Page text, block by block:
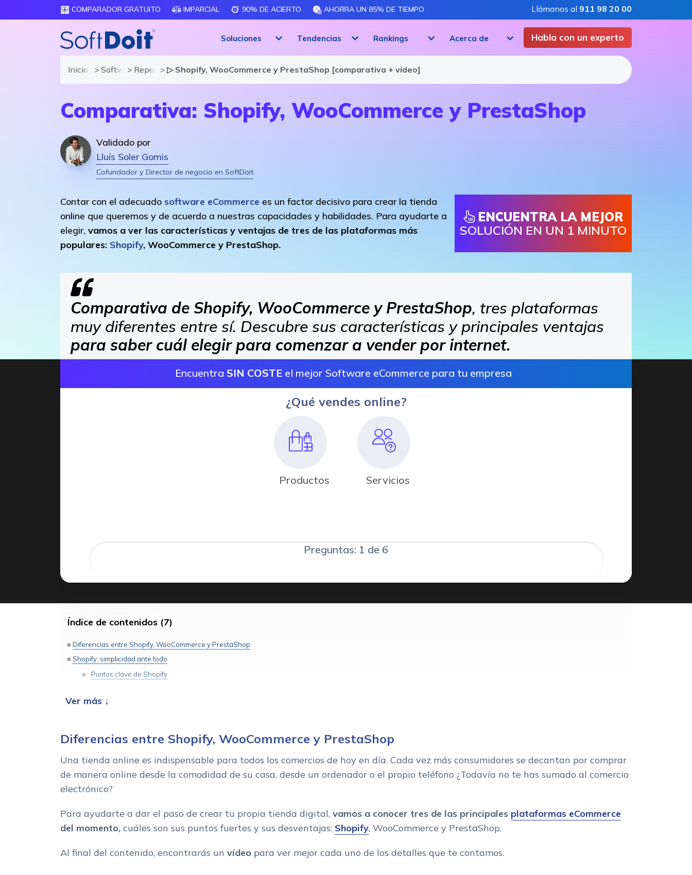
COMPARADOR GRATUITO IMPARCIAL 90% DE ACIERTO AHORRA UN 85% DE TIEMPO Llámanos al 911 98 20 00
Habla con un experto
Soluciones Tendencias Rankings Acerca de
Inicio Software eCommerce
Reportajes▷ Shopify, WooCommerce y PrestaShop [comparativa + vídeo]
Comparativa: Shopify, WooCommerce y PrestaShop
Validado por
Lluís Soler Gomis
Cofundador y Director de negocio en SoftDoit
ENCUENTRA LA MEJOR
SOLUCIÓN EN UN 1 MINUTO
Contar con el adecuado software eCommerce es un factor decisivo para crear la tienda
online que queremos y de acuerdo a nuestras capacidades y habilidades. Para ayudarte a
elegir, vamos a ver las características y ventajas de tres de las plataformas más
populares: Shopify, WooCommerce y PrestaShop.
Comparativa de Shopify, WooCommerce y PrestaShop, tres plataformas
muy diferentes entre sí. Descubre sus características y principales ventajas
para saber cuál elegir para comenzar a vender por internet.
Encuentra SIN COSTE el mejor Software eCommerce para tu empresa
¿Qué vendes online?
Productos Servicios
Preguntas: 1 de 6
Índice de contenidos (7)
Diferencias entre Shopify, WooCommerce y PrestaShop
Shopify: simplicidad ante todo
Puntos clave de Shopify
Diferencias entre Shopify, WooCommerce y PrestaShop
Una tienda online es indispensable para todos los comercios de hoy en día. Cada vez más consumidores se decantan por comprar
de manera online desde la comodidad de su casa, desde un ordenador o el propio teléfono ¿Todavía no te has sumado al comercio
electrónico?
Para ayudarte a dar el paso de crear tu propia tienda digital, vamos a conocer tres de las principales plataformas eCommerce
del momento, cuáles son sus puntos fuertes y sus desventajas: Shopify, WooCommerce y PrestaShop.
Al final del contenido, encontrarás un vídeo para ver mejor cada uno de los detalles que te contamos.